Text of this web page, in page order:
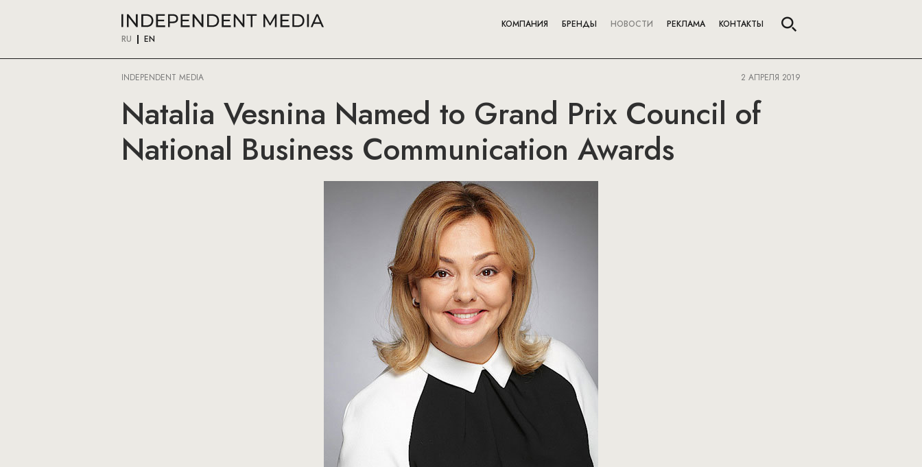
RU EN
КОМПАНИЯ БРЕНДЫ НОВОСТИ РЕКЛАМА КОНТАКТЫ
INDEPENDENT MEDIA 2 АПРЕЛЯ 2019
Natalia Vesnina Named to Grand Prix Council of
National Business Communication Awards